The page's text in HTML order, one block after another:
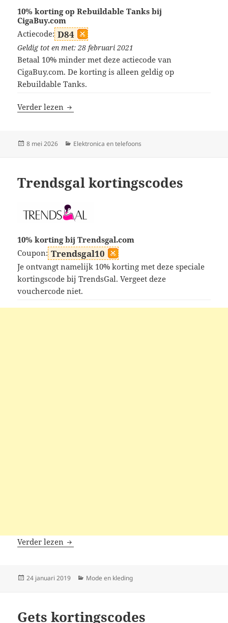
10% korting op Rebuildable Tanks bij
CigaBuy.com
Actiecode: D84
Geldig tot en met: 28 februari 2021
Betaal 10% minder met deze actiecode van
CigaBuy.com. De korting is alleen geldig op
Rebuildable Tanks.
Verder lezen CigaBuy kortingscodes
Geplaatst
8 mei 2026 Categorieën
Elektronica en telefoons
Trendsgal kortingscodes
10% korting bij Trendsgal.com
Coupon: Trendsgal10
Je ontvangt namelijk 10% korting met deze speciale
kortingscode bij TrendsGal. Vergeet deze
vouchercode niet.
Verder lezen Trendsgal kortingscodes
Geplaatst
24 januari 2019 Categorieën
Mode en kleding
Gets kortingscodes